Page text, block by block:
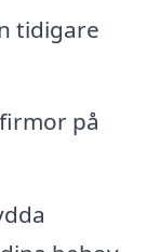
tidigare
på